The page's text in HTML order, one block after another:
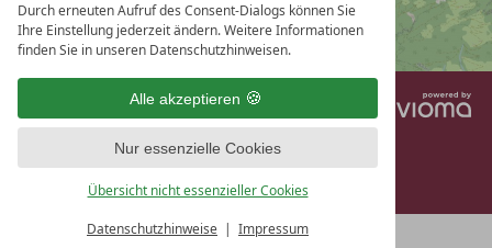
Durch erneuten Aufruf des Consent-Dialogs können Sie
Ihre Einstellung jederzeit ändern. Weitere Informationen
finden Sie in unseren Datenschutzhinweisen.
Alle akzeptieren
Nur essenzielle Cookies
Übersicht nicht essenzieller Cookies
Datenschutzhinweise Impressum
Impressum Datenschutz
Datenschutzeinstellungen/ Anreise/
/Anfrage/Newsletter